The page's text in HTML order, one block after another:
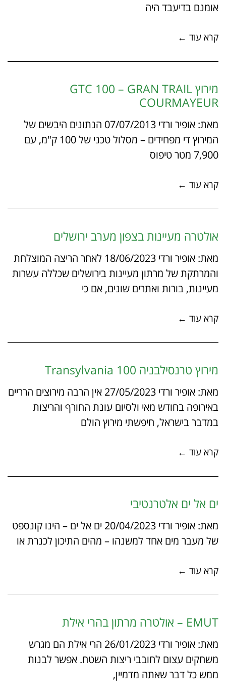
אומנם בדיעבד היה
קרא עוד ←
מירוץ GTC 100 – GRAN TRAIL
COURMAYEUR
מאת: אופיר ורדי 07/07/2013 הנתונים היבשים של
המירוץ די מפחידים – מסלול טכני של 100 ק"מ, עם
7,900 מטר טיפוס
קרא עוד ←
אולטרה מעיינות בצפון מערב ירושלים
מאת: אופיר ורדי 18/06/2023 לאחר הריצה המוצלחת
והמרתקת של מרתון מעיינות בירושלים שכללה עשרות
מעיינות, בורות ואתרים שונים, אם כי
קרא עוד ←
מירוץ טרנסילבניה 100 Transylvania
מאת: אופיר ורדי 27/05/2023 אין הרבה מירוצים הרריים
באירופה בחודש מאי ולסיום עונת החורף והריצות
במדבר בישראל, חיפשתי מירוץ הולם
קרא עוד ←
ים אל ים אלטרנטיבי
מאת: אופיר ורדי 20/04/2023 ים אל ים – הינו קונספט
של מעבר מים אחד למשנהו – מהים התיכון לכנרת או
קרא עוד ←
EMUT – אולטרה מרתון בהרי אילת
מאת: אופיר ורדי 26/01/2023 הרי אילת הם מגרש
משחקים עצום לחובבי ריצות השטח. אפשר לבנות
ממש כל דבר שאתה מדמיין,